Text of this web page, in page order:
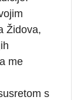
Židova,
me
s